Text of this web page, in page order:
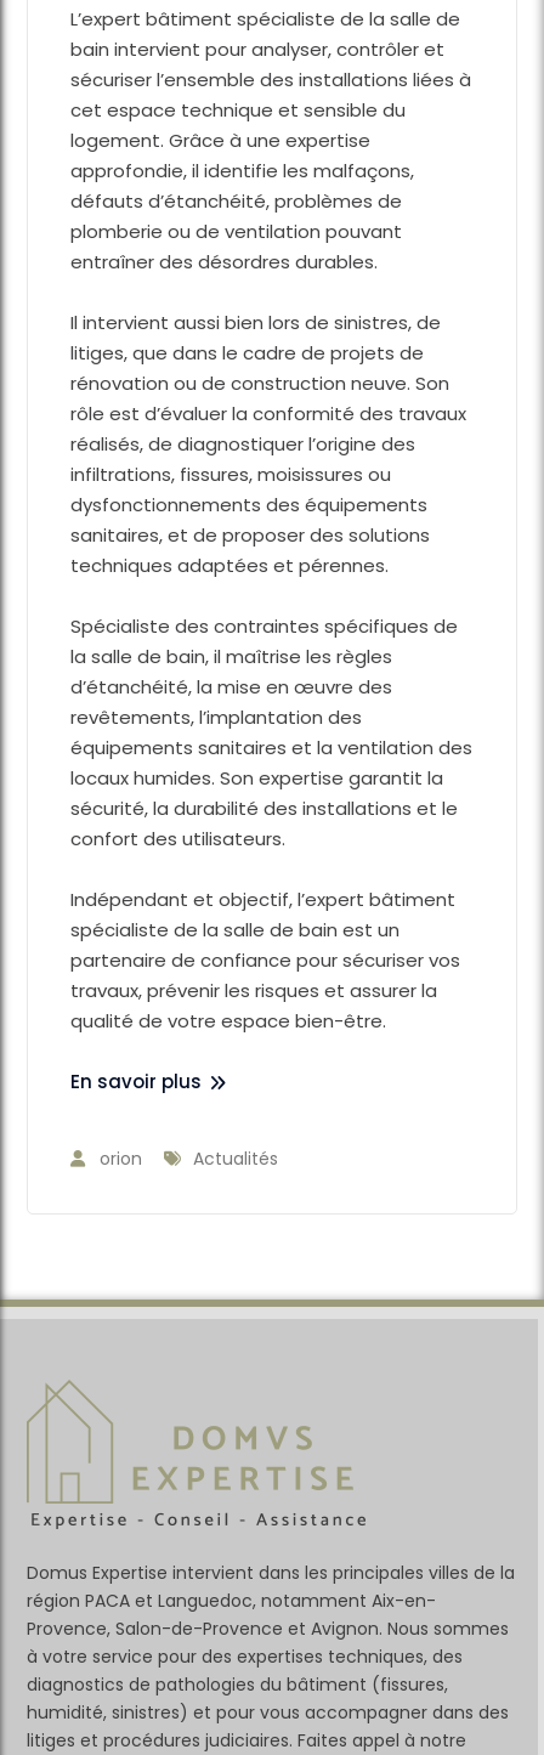
L’expert bâtiment spécialiste de la salle de
bain intervient pour analyser, contrôler et
sécuriser l’ensemble des installations liées à
cet espace technique et sensible du
logement. Grâce à une expertise
approfondie, il identifie les malfaçons,
défauts d’étanchéité, problèmes de
plomberie ou de ventilation pouvant
entraîner des désordres durables.
Il intervient aussi bien lors de sinistres, de
litiges, que dans le cadre de projets de
rénovation ou de construction neuve. Son
rôle est d’évaluer la conformité des travaux
réalisés, de diagnostiquer l’origine des
infiltrations, fissures, moisissures ou
dysfonctionnements des équipements
sanitaires, et de proposer des solutions
techniques adaptées et pérennes.
Spécialiste des contraintes spécifiques de
la salle de bain, il maîtrise les règles
d’étanchéité, la mise en œuvre des
revêtements, l’implantation des
équipements sanitaires et la ventilation des
locaux humides. Son expertise garantit la
sécurité, la durabilité des installations et le
confort des utilisateurs.
Indépendant et objectif, l’expert bâtiment
spécialiste de la salle de bain est un
partenaire de confiance pour sécuriser vos
travaux, prévenir les risques et assurer la
qualité de votre espace bien-être.
En savoir plus
orion Actualités
Domus Expertise intervient dans les principales villes de la
région PACA et Languedoc, notamment Aix-en-
Provence, Salon-de-Provence et Avignon. Nous sommes
à votre service pour des expertises techniques, des
diagnostics de pathologies du bâtiment (fissures,
humidité, sinistres) et pour vous accompagner dans des
litiges et procédures judiciaires. Faites appel à notre